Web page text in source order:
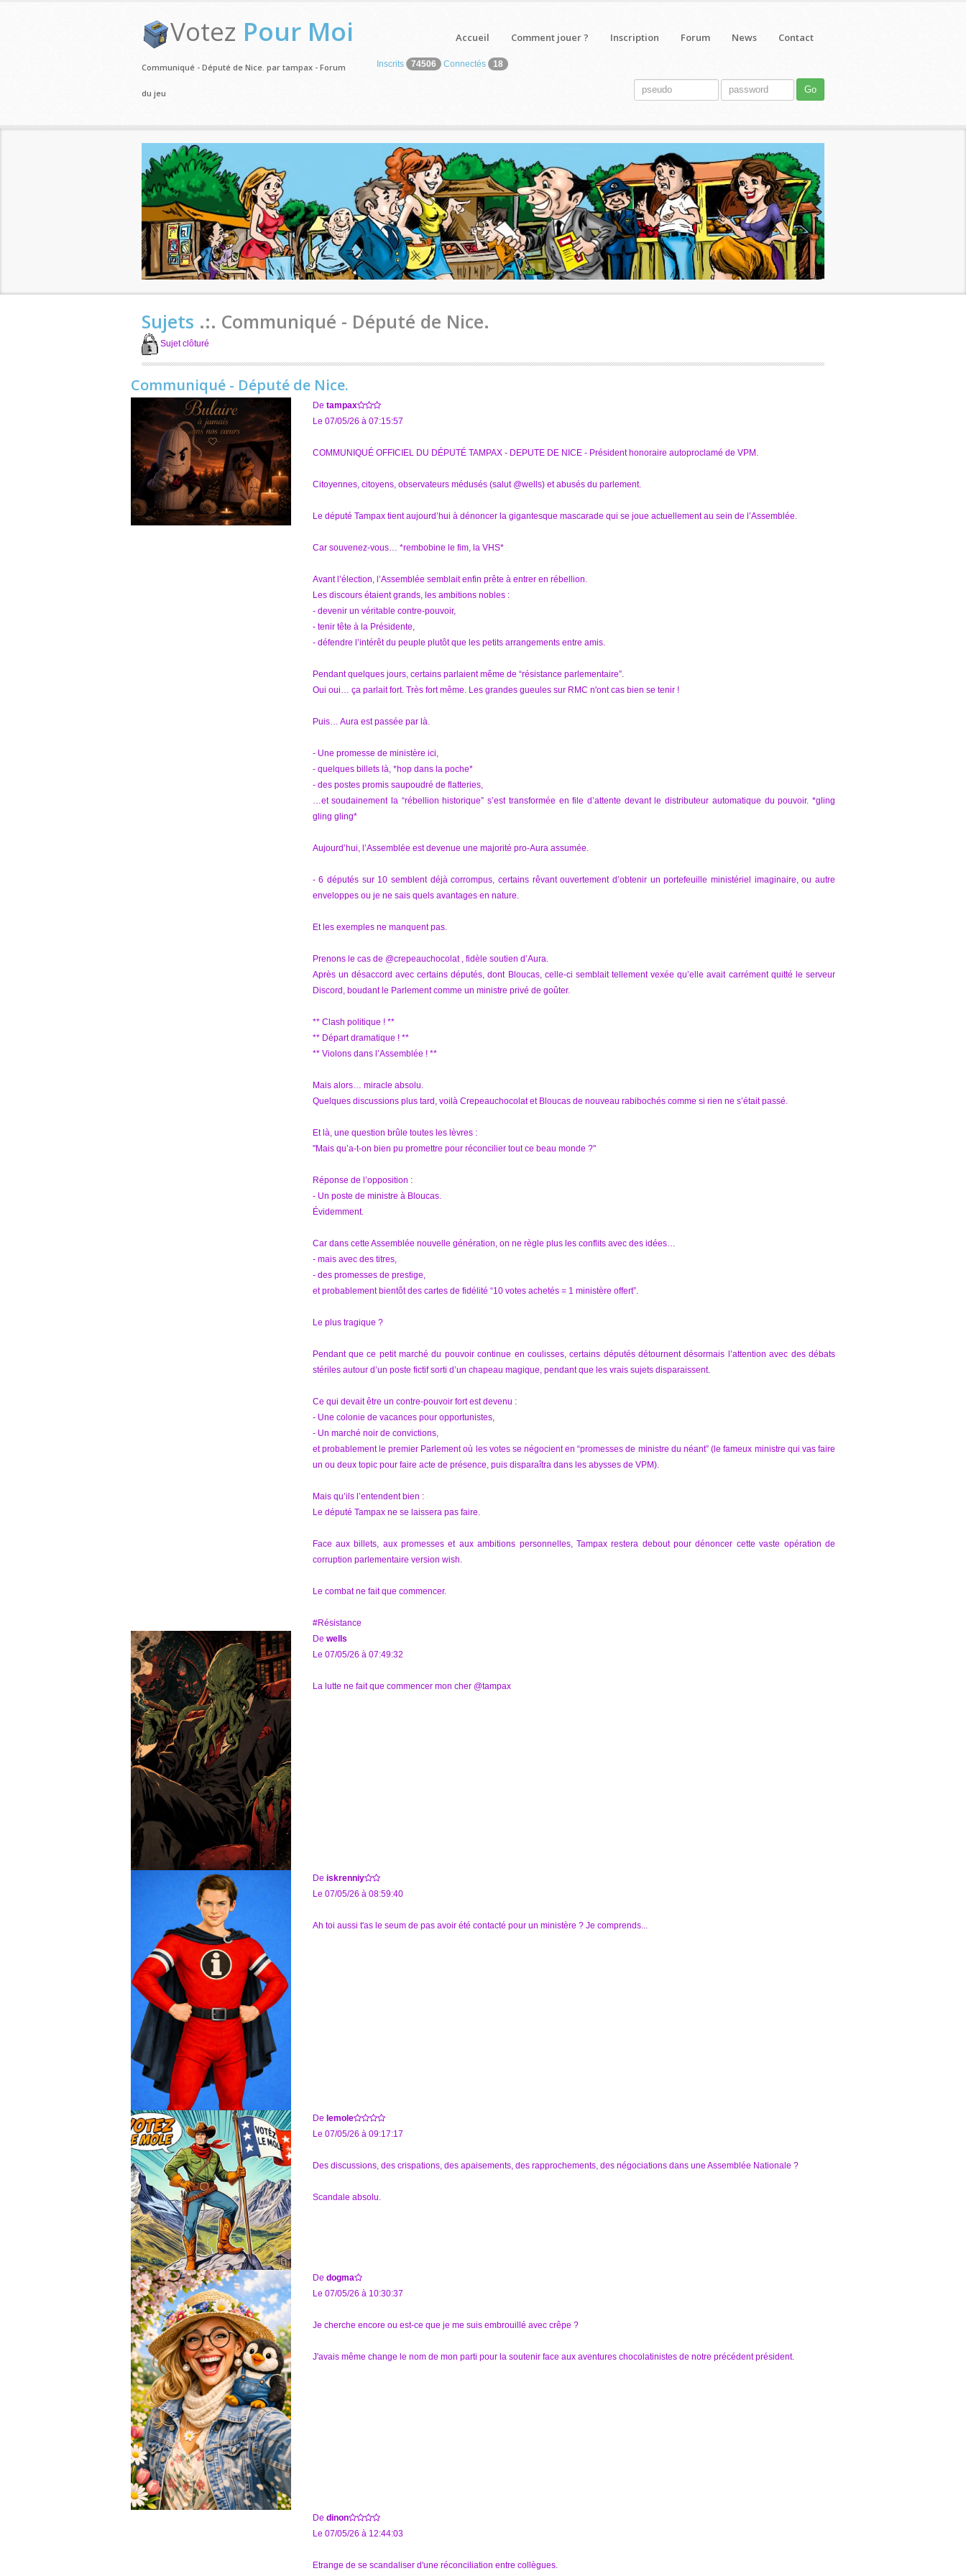
Votez Pour Moi
Communiqué - Député de Nice. par tampax - Forum
du jeu
Accueil Comment jouer ? Inscription Forum News Contact
Inscrits 74506 Connectés 18
Go
Sujets .:. Communiqué - Député de Nice.
Sujet clôturé
Communiqué - Député de Nice.
De tampax
Le 07/05/26 à 07:15:57
COMMUNIQUÉ OFFICIEL DU DÉPUTÉ TAMPAX - DEPUTE DE NICE - Président honoraire autoproclamé de VPM.
Citoyennes, citoyens, observateurs médusés (salut @wells) et abusés du parlement.
Le député Tampax tient aujourd’hui à dénoncer la gigantesque mascarade qui se joue actuellement au sein de l’Assemblée.
Car souvenez-vous… *rembobine le fim, la VHS*
Avant l’élection, l’Assemblée semblait enfin prête à entrer en rébellion.
Les discours étaient grands, les ambitions nobles :
- devenir un véritable contre-pouvoir,
- tenir tête à la Présidente,
- défendre l’intérêt du peuple plutôt que les petits arrangements entre amis.
Pendant quelques jours, certains parlaient même de “résistance parlementaire”.
Oui oui… ça parlait fort. Très fort même. Les grandes gueules sur RMC n'ont cas bien se tenir !
Puis… Aura est passée par là.
- Une promesse de ministère ici,
- quelques billets là, *hop dans la poche*
- des postes promis saupoudré de flatteries,
…et soudainement la “rébellion historique” s’est transformée en file d’attente devant le distributeur automatique du pouvoir. *gling
gling gling*
Aujourd’hui, l’Assemblée est devenue une majorité pro-Aura assumée.
- 6 députés sur 10 semblent déjà corrompus, certains rêvant ouvertement d’obtenir un portefeuille ministériel imaginaire, ou autre
enveloppes ou je ne sais quels avantages en nature.
Et les exemples ne manquent pas.
Prenons le cas de @crepeauchocolat , fidèle soutien d’Aura.
Après un désaccord avec certains députés, dont Bloucas, celle-ci semblait tellement vexée qu’elle avait carrément quitté le serveur
Discord, boudant le Parlement comme un ministre privé de goûter.
** Clash politique ! **
** Départ dramatique ! **
** Violons dans l’Assemblée ! **
Mais alors… miracle absolu.
Quelques discussions plus tard, voilà Crepeauchocolat et Bloucas de nouveau rabibochés comme si rien ne s’était passé.
Et là, une question brûle toutes les lèvres :
"Mais qu’a-t-on bien pu promettre pour réconcilier tout ce beau monde ?"
Réponse de l’opposition :
- Un poste de ministre à Bloucas.
Évidemment.
Car dans cette Assemblée nouvelle génération, on ne règle plus les conflits avec des idées…
- mais avec des titres,
- des promesses de prestige,
et probablement bientôt des cartes de fidélité “10 votes achetés = 1 ministère offert”.
Le plus tragique ?
Pendant que ce petit marché du pouvoir continue en coulisses, certains députés détournent désormais l’attention avec des débats
stériles autour d’un poste fictif sorti d’un chapeau magique, pendant que les vrais sujets disparaissent.
Ce qui devait être un contre-pouvoir fort est devenu :
- Une colonie de vacances pour opportunistes,
- Un marché noir de convictions,
et probablement le premier Parlement où les votes se négocient en “promesses de ministre du néant” (le fameux ministre qui vas faire
un ou deux topic pour faire acte de présence, puis disparaîtra dans les abysses de VPM).
Mais qu’ils l’entendent bien :
Le député Tampax ne se laissera pas faire.
Face aux billets, aux promesses et aux ambitions personnelles, Tampax restera debout pour dénoncer cette vaste opération de
corruption parlementaire version wish.
Le combat ne fait que commencer.
#Résistance
De wells
Le 07/05/26 à 07:49:32
La lutte ne fait que commencer mon cher @tampax
De iskrenniy
Le 07/05/26 à 08:59:40
Ah toi aussi t'as le seum de pas avoir été contacté pour un ministère ? Je comprends...
De lemole
Le 07/05/26 à 09:17:17
Des discussions, des crispations, des apaisements, des rapprochements, des négociations dans une Assemblée Nationale ?
Scandale absolu.
De dogma
Le 07/05/26 à 10:30:37
Je cherche encore ou est-ce que je me suis embrouillé avec crêpe ?
J'avais même change le nom de mon parti pour la soutenir face aux aventures chocolatinistes de notre précédent président.
De dinon
Le 07/05/26 à 12:44:03
Etrange de se scandaliser d'une réconciliation entre collègues.